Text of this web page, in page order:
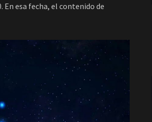
esa fecha, el contenido de